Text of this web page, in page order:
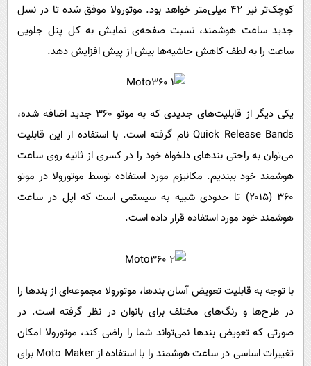
کوچک‌تر نیز ۴۲ میلی‌متر خواهد بود. موتورولا موفق شده تا در نسل
جدید ساعت هوشمند، نسبت صفحه‌ی نمایش به کل پنل جلویی
ساعت را به لطف کاهش حاشیه‌ها بیش از پیش افزایش دهد.
یکی دیگر از قابلیت‌های جدیدی که به موتو ۳۶۰ جدید اضافه شده،
Quick Release Bands نام گرفته است. با استفاده از این قابلیت
می‌توان به راحتی بند‌های دلخواه خود را در کسری از ثانیه روی ساعت
هوشمند خود ببندیم. مکانیزم مورد استفاده توسط موتورولا در موتو
۳۶۰ (۲۰۱۵) تا حدودی شبیه به سیستمی است که اپل در ساعت
هوشمند خود مورد استفاده قرار داده است.
با توجه به قابلیت تعویض آسان بندها، موتورولا مجموعه‌ای از بند‌ها را
در طرح‌ها و رنگ‌های مختلف برای بانوان در نظر گرفته است. در
صورتی که تعویض بندها نمی‌تواند شما را راضی کند، موتورولا امکان
تغییرات اساسی در ساعت هوشمند را با استفاده ازMoto Maker برای